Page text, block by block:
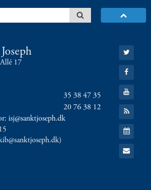
17
35 38 47 35
20 76 38 12
isj@sanktjoseph.dk
Gå
til:
Twitter
Gå
til:
Facebook
Gå
til:
YouTube
Gå
til:
RSS
feed
Gå
til:
Kalender
Gå
til: